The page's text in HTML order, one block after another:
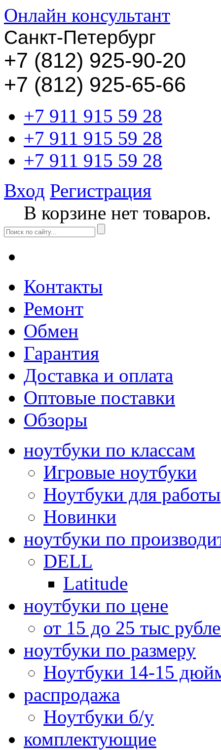
Онлайн консультант
Санкт-Петербург
+7 (812) 925-90-20
+7 (812) 925-65-66
+7 911 915 59 28
+7 911 915 59 28
+7 911 915 59 28
Вход Регистрация
В корзине нет товаров.
Контакты
Ремонт
Обмен
Гарантия
Доставка и оплата
Оптовые поставки
Обзоры
ноутбуки по классам
Игровые ноутбуки
Ноутбуки для работы
Новинки
ноутбуки по
DELL
Latitude
ноутбуки по цене
от 15 до 25 тыс
ноутбуки по размеру
Ноутбуки 14-15
распродажа
Ноутбуки б/у
комплектующие